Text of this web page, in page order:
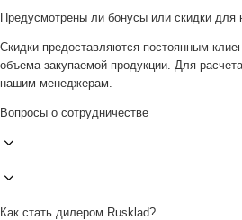
Предусмотрены ли бонусы или скидки для
Скидки предоставляются постоянным
объема закупаемой продукции. Для
нашим менеджерам.
Вопросы о сотрудничестве
Как стать дилером Rusklad?